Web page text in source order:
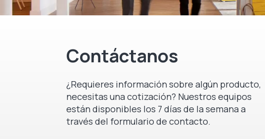
Contáctanos
¿Requieres información sobre algún producto,
necesitas una cotización? Nuestros equipos
están disponibles los 7 días de la semana a
través del formulario de contacto.